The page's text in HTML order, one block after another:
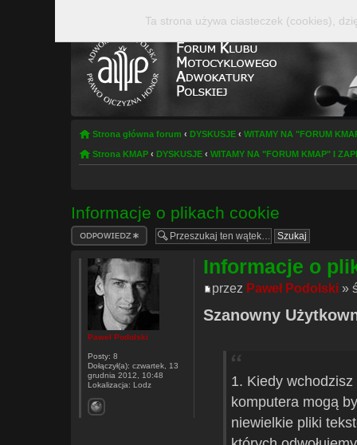
Strona główna forum ‹ DYSKUSJE ‹ WITAMY NA "FORUM
Strona KMAP ‹ DYSKUSJE ‹ WITAMY NA "FORUM KMAP" I
Informacje o plikach cookie
Odpowiedz
Informacje o
przez Paweł Podolski »
Szanowny
1. Kiedy
komputera mogą
niewielkie pliki
Paweł Podolski
Posty: 8
Dołączył(a): czwartek, 13
grudnia 2012, 10:48
Lokalizacja: Lodz
Ta strona używa ciasteczek (cookies),